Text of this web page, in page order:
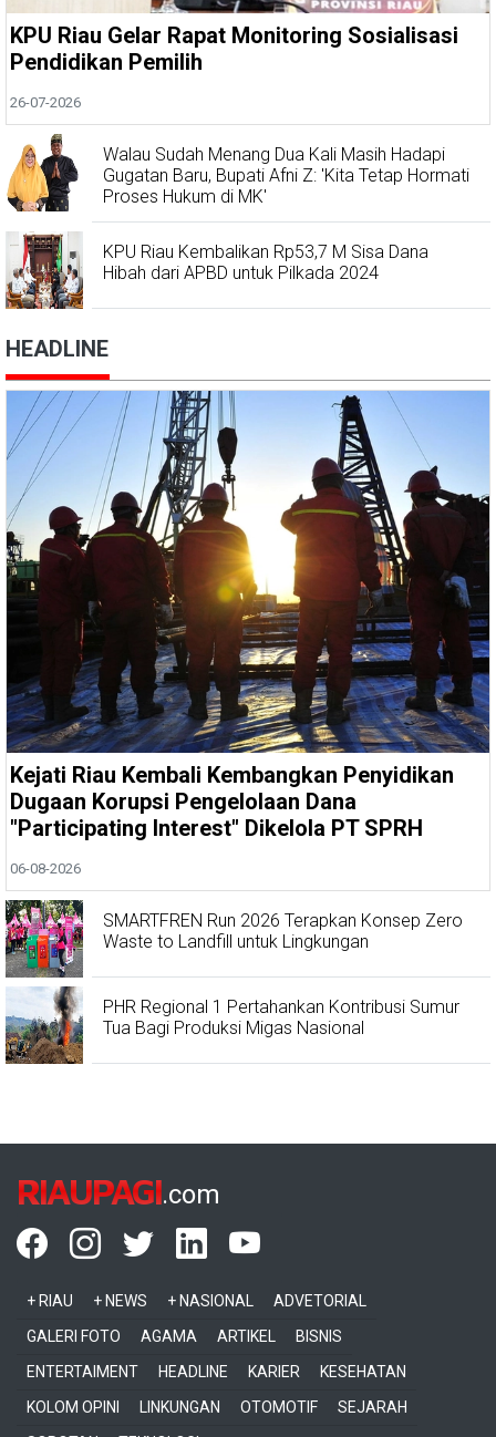
KPU Riau Gelar Rapat Monitoring Sosialisasi
Pendidikan Pemilih
26-07-2026
Walau Sudah Menang Dua Kali Masih Hadapi
Gugatan Baru, Bupati Afni Z: 'Kita Tetap Hormati
Proses Hukum di MK'
KPU Riau Kembalikan Rp53,7 M Sisa Dana
Hibah dari APBD untuk Pilkada 2024
HEADLINE
Kejati Riau Kembali Kembangkan Penyidikan
Dugaan Korupsi Pengelolaan Dana
"Participating Interest" Dikelola PT SPRH
06-08-2026
SMARTFREN Run 2026 Terapkan Konsep Zero
Waste to Landfill untuk Lingkungan
PHR Regional 1 Pertahankan Kontribusi Sumur
Tua Bagi Produksi Migas Nasional
RIAUPAGI.com
+ RIAU + NEWS + NASIONAL
ADVETORIAL
GALERI FOTO
AGAMA ARTIKEL
BISNIS
ENTERTAIMENT
HEADLINE KARIER
KESEHATAN
KOLOM OPINI
LINKUNGAN OTOMOTIF
SEJARAH